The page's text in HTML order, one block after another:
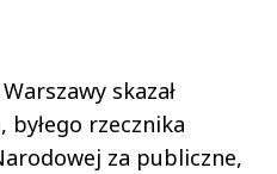
skazał
byłego rzecznika
za publiczne,